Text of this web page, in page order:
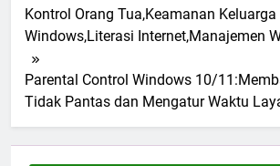
Kontrol Orang Tua,Keamanan
Windows,Literasi Internet,Manajemen
Parental Control Windows 10/
Tidak Pantas dan Mengatur Waktu